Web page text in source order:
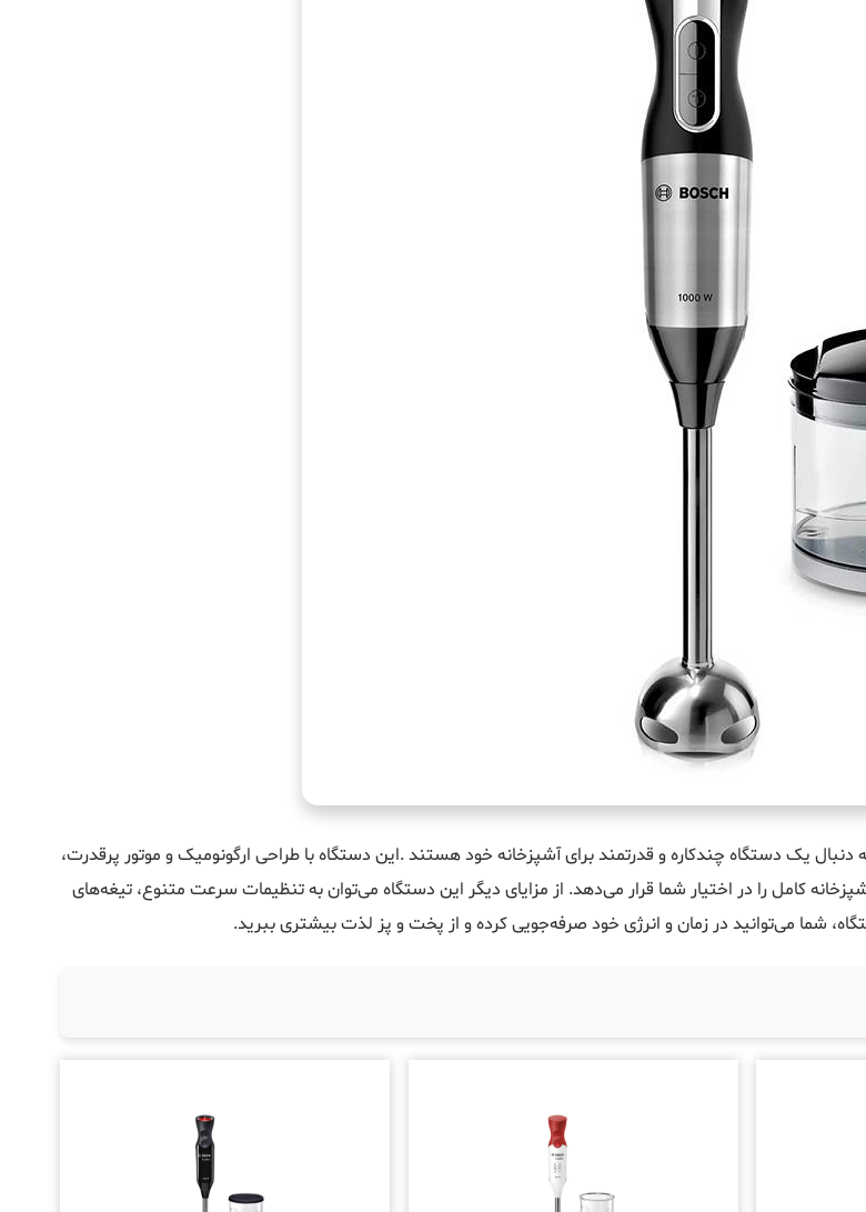
دنبال یک دستگاه چندکاره و قدرتمند برای آشپزخانه خود هستند.این دستگاه با طراحی ارگونومیک و موتور پرقدرت،
کامل را در اختیار شما قرار می‌دهد. از مزایای دیگر این دستگاه می‌توان به تنظیمات سرعت متنوع، تیغه‌های
شما می‌توانید در زمان و انرژی خود صرفه‌جویی کرده و از پخت و پز لذت بیشتری ببرید.